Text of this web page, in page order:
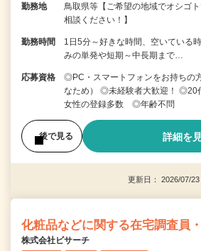
勤務地
鳥取県等【ご希望の地域でオシゴ
相談ください！】
勤務時間
1日5分～好きな時間、空いている
みの単発や短期～中長期まで…
応募資格
◎PC・スマートフォンをお持ちの
なため） ◎未経験者大歓迎！ ◎20
女性の登録多数 ◎年齢不問
後で見る 詳細を
更新日： 2026/07/
化粧品などに関する在宅調査員
株式会社ビサーチ